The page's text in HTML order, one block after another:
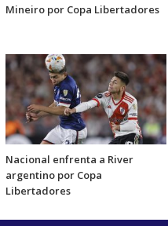
Mineiro por Copa Libertadores
Nacional enfrenta a River
argentino por Copa
Libertadores